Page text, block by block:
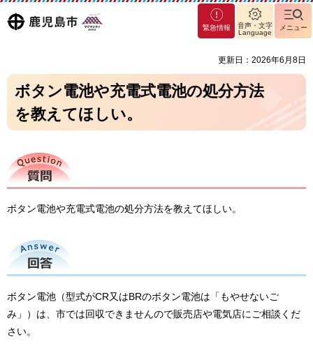
鹿児島
マグ
マシ
緊急情報
音声・文字
Language
メニュー
更新日：2026年6月8日
ボタン電池や充電式電池の処分方法
を教えてほしい。
質問
ボタン電池や充電式電池の処分方法を教えてほしい。
回答
ボタン電池（型式がCR又はBRのボタン電池は「もやせないご
み」）は、市では回収できませんので販売店や電気店にご相談くだ
さい。